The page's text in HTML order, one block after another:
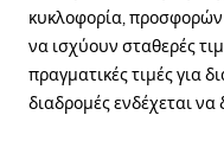
κυκλοφορία,
να ισχύουν σταθερές
πραγματικές τιμές για
διαδρομές ενδέχεται να